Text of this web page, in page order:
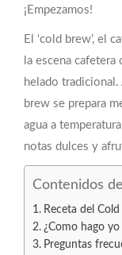
¡Empezamos!
El ‘cold brew’, el
la escena
helado
brew se prepara
agua a
notas dulces y
Contenidos
Receta del
¿Como hago
Preguntas